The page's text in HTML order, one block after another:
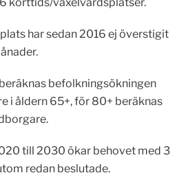
har sedan 2016 ej överstigit
befolkningsökningen
i åldern 65+, för 80+ beräknas
till 2030 ökar behovet med 3
redan beslutade.